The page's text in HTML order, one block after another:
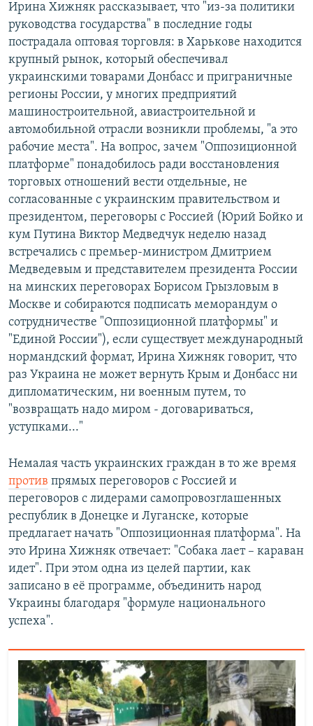
Ирина Хижняк рассказывает, что "из-за политики
руководства государства" в последние годы
пострадала оптовая торговля: в Харькове находится
крупный рынок, который обеспечивал
украинскими товарами Донбасс и приграничные
регионы России, у многих предприятий
машиностроительной, авиастроительной и
автомобильной отрасли возникли проблемы, "а это
рабочие места". На вопрос, зачем "Оппозиционной
платформе" понадобилось ради восстановления
торговых отношений вести отдельные, не
согласованные с украинским правительством и
президентом, переговоры с Россией (Юрий Бойко и
кум Путина Виктор Медведчук неделю назад
встречались с премьер-министром Дмитрием
Медведевым и представителем президента России
на минских переговорах Борисом Грызловым в
Москве и собираются подписать меморандум о
сотрудничестве "Оппозиционной платформы" и
"Единой России"), если существует международный
нормандский формат, Ирина Хижняк говорит, что
раз Украина не может вернуть Крым и Донбасс ни
дипломатическим, ни военным путем, то
"возвращать надо миром - договариваться,
уступками..."
Немалая часть украинских граждан в то же время
против прямых переговоров с Россией и
переговоров с лидерами самопровозглашенных
республик в Донецке и Луганске, которые
предлагает начать "Оппозиционная платформа". На
это Ирина Хижняк отвечает: "Собака лает – караван
идет". При этом одна из целей партии, как
записано в её программе, объединить народ
Украины благодаря "формуле национального
успеха".